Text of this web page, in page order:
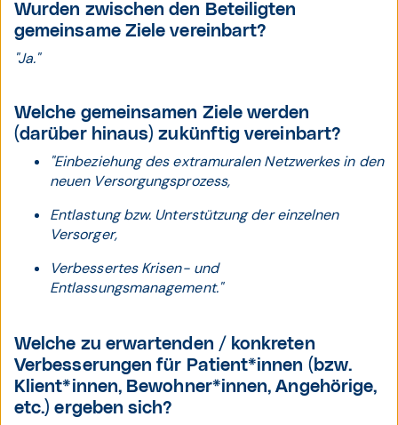
Wurden zwischen den Beteiligten
gemeinsame Ziele vereinbart?
"Ja."
Welche gemeinsamen Ziele werden
(darüber hinaus) zukünftig vereinbart?
"Einbeziehung des extramuralen Netzwerkes in den
neuen Versorgungsprozess,
Entlastung bzw. Unterstützung der einzelnen
Versorger,
Verbessertes Krisen- und
Entlassungsmanagement."
Welche zu erwartenden / konkreten
Verbesserungen für Patient*innen (bzw.
Klient*innen, Bewohner*innen, Angehörige,
etc.) ergeben sich?